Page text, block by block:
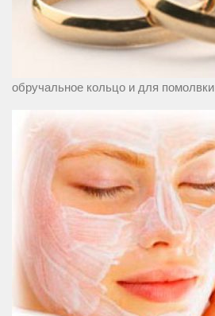
обручальное кольцо и для помолвки